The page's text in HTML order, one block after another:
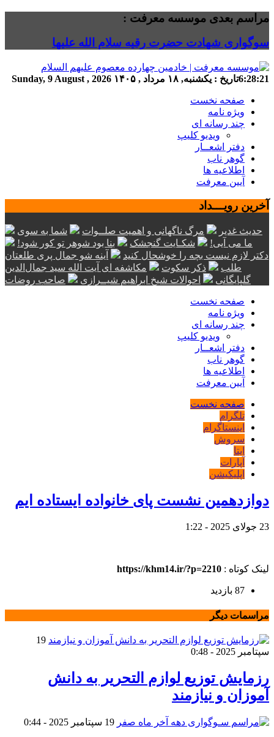
مراسم بعدی موسسه معرفت :
سوگواری شهادت حضرت رقیه سلام الله علیها
6:28:22تاریخ : یکشنبه, ۱۸ مرداد , ۱۴۰۵ Sunday, 9 August , 2026
صفحه نخست
ویژه نامه
چند رسانه ای
ویدیو کلیپ
دفتر اشعــار
گوهر ناب
اطلاعیه ها
آیین معرفت
آخرین رویـــداد
حدیث غدیر مرگ ناگهانی و اهمیت صلــوات
شما به سوی
ما می آیی!
شکـایت گنجشک
بنا بود شوهر تو کور شود!
دکتر لازم نیست بچه را خوشحال کنید
آینه شو جمال پری طلعتان
طلب
ذکر سکوت
مکاشفه ای آیت الله سید جمال‌الدین
گلپایگانی
احوالات شیخ ابراهیم شیــرازی صاحب روضات
صفحه نخست
ویژه نامه
چند رسانه ای
ویدیو کلیپ
دفتر اشعــار
گوهر ناب
اطلاعیه ها
آیین معرفت
صفحه نخست
تلگرام
اینستاگرام
سروش
ایتا
آپارات
اپلیکیشن
دوازدهمین نشست پای خانواده ایستاده ایم
23 جولای 2025 - 1:22
لینک کوتاه : https://khm14.ir/?p=2210
87 بازدید
مراسمات دیگر
19
سپتامبر 2025 - 0:48
رزمایش توزیع لوازم التحریر به دانش
آموزان و نیازمند
19 سپتامبر 2025 - 0:44